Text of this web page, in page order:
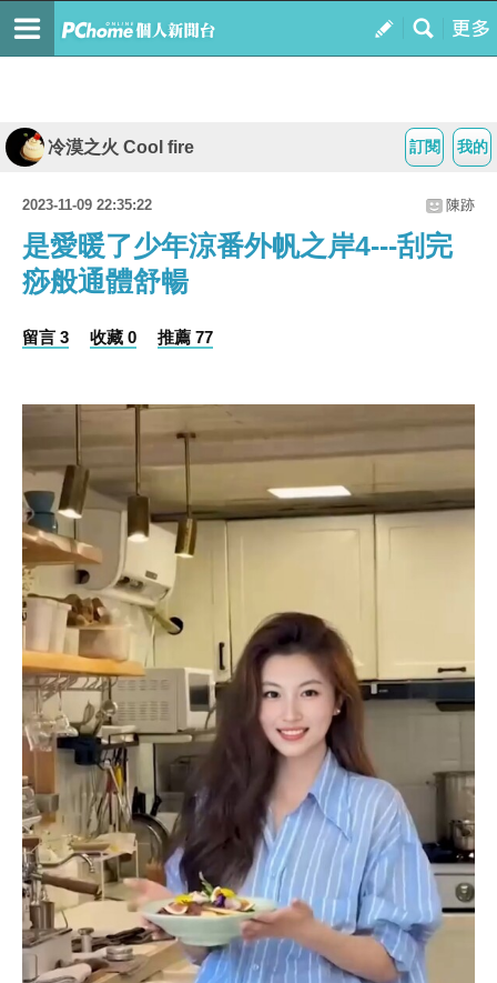
我的
訂閱
冷漠之火 Cool fire
2023-11-09 22:35:22 陳跡
是愛暖了少年涼番外帆之岸4---刮完
痧般通體舒暢
留言 3 收藏 0 推薦 77